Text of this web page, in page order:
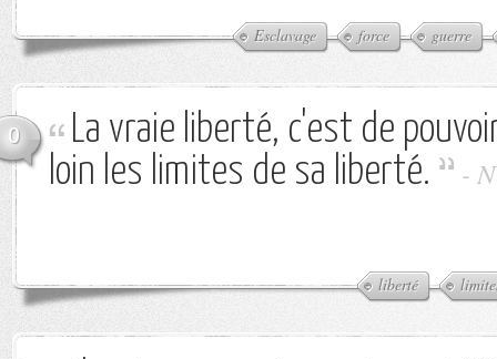
Esclavage force guerre
0
La vraie liberté, c'est de
loin les limites de sa liberté.
-
liberté